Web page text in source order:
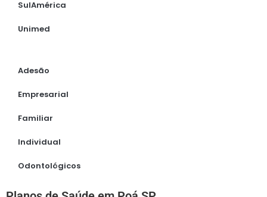
SulAmérica
Unimed
Adesão
Empresarial
Familiar
Individual
Odontológicos